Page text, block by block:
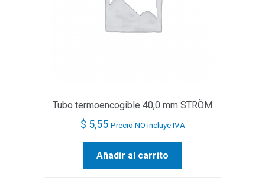
Tubo termoencogible 40,0 mm STRÖM
$ 5,55 Precio NO incluye IVA
Añadir al carrito